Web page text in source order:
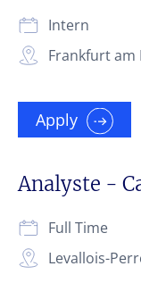
Frankfurt am
Intern
Apply
Analyste -
Levallois-
Full Time